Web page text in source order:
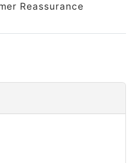
Reassurance